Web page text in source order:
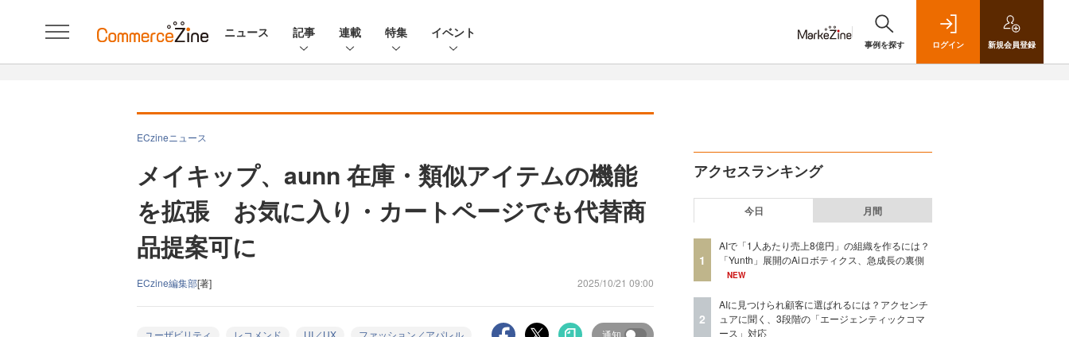
ニュース 記事 連載 特集 イベント
事例を探す ログイン 新規会員登録
ECzineニュース
メイキップ、aunn 在庫・類似アイテムの機能
を拡張 お気に入り・カートページでも代替商
品提案可に
ECzine編集部[著] 2025/10/21 09:00
ユーザビリティ レコメンド UI／UX ファッション／アパレル 通知
アクセスランキング
今日 月間
1
AIで「1人あたり売上8億円」の組織を作るには？
「Yunth」展開のAiロボティクス、急成長の裏側
NEW
2
AIに見つけられ顧客に選ばれるには？アクセンチ
ュアに聞く、3段階の「エージェンティックコマ
ース」対応